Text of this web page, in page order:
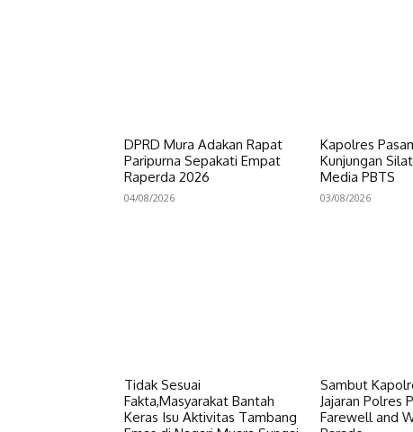
DPRD Mura Adakan Rapat
Paripurna Sepakati Empat
Raperda 2026
04/08/2026
Kapolres
Kunjungan
Media PBTS
03/08/2026
Tidak Sesuai
Fakta,Masyarakat Bantah
Keras Isu Aktivitas Tambang
Sambut
Jajaran Polres
Farewell and